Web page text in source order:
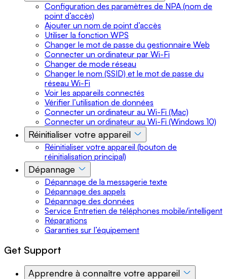
Configuration des paramètres de NPA (nom de
point d’accès)
Ajouter un nom de point d’accès
Utiliser la fonction WPS
Changer le mot de passe du gestionnaire Web
Connecter un ordinateur par Wi-Fi
Changer de mode réseau
Changer le nom (SSID) et le mot de passe du
réseau Wi-Fi
Voir les appareils connectés
Vérifier l’utilisation de données
Connecter un ordinateur au Wi-Fi (Mac)
Connecter un ordinateur au Wi-Fi (Windows 10)
Réinitialiser votre appareil
Réinitialiser votre appareil (bouton de
réinitialisation principal)
Dépannage
Dépannage de la messagerie texte
Dépannage des appels
Dépannage des données
Service Entretien de téléphones mobile/intelligent
Réparations
Garanties sur l’équipement
Get Support
Apprendre à connaître votre appareil